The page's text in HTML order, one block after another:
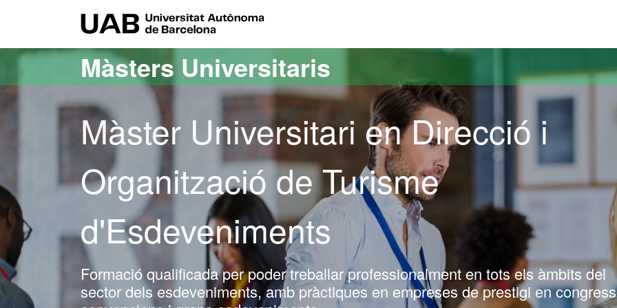
Màsters Universitaris
Màster Universitari en Direcció i
Organització de Turisme
d'Esdeveniments
Formació qualificada per poder treballar professionalment en tots els àmbits del
sector dels esdeveniments, amb pràctiques en empreses de prestigi en